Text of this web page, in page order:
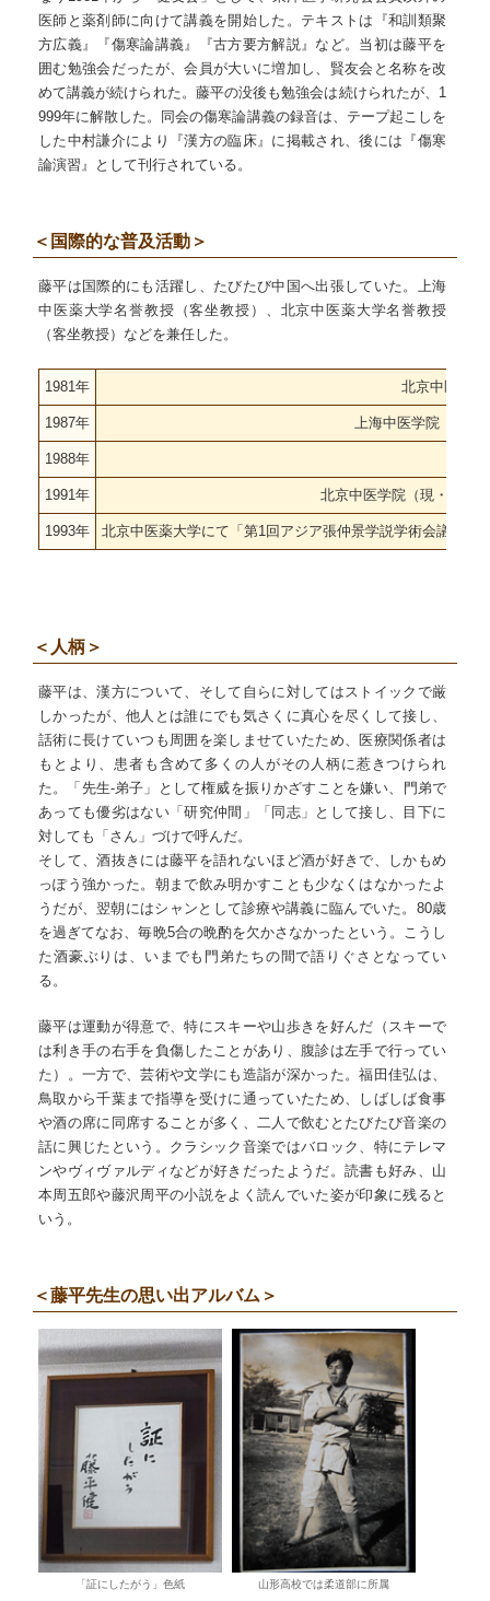
医師と薬剤師に向けて講義を開始した。テキストは『和訓類聚
方広義』『傷寒論講義』『古方要方解説』など。当初は藤平を
囲む勉強会だったが、会員が大いに増加し、賢友会と名称を改
めて講義が続けられた。藤平の没後も勉強会は続けられたが、1
999年に解散した。同会の傷寒論講義の録音は、テープ起こしを
した中村謙介により『漢方の臨床』に掲載され、後には『傷寒
論演習』として刊行されている。
＜国際的な普及活動＞
藤平は国際的にも活躍し、たびたび中国へ出張していた。上海
中医薬大学名誉教授（客坐教授）、北京中医薬大学名誉教授
（客坐教授）などを兼任した。
1981年 北京中医学
1987年 上海中医学院（現・
1988年
1991年 北京中医学院（現・北京
1993年 北京中医薬大学にて「第1回アジア張仲景学説学術会議」
＜人柄＞
藤平は、漢方について、そして自らに対してはストイックで厳
しかったが、他人とは誰にでも気さくに真心を尽くして接し、
話術に長けていつも周囲を楽しませていたため、医療関係者は
もとより、患者も含めて多くの人がその人柄に惹きつけられ
た。「先生-弟子」として権威を振りかざすことを嫌い、門弟で
あっても優劣はない「研究仲間」「同志」として接し、目下に
対しても「さん」づけで呼んだ。
そして、酒抜きには藤平を語れないほど酒が好きで、しかもめ
っぽう強かった。朝まで飲み明かすことも少なくはなかったよ
うだが、翌朝にはシャンとして診療や講義に臨んでいた。80歳
を過ぎてなお、毎晩5合の晩酌を欠かさなかったという。こうし
た酒豪ぶりは、いまでも門弟たちの間で語りぐさとなってい
る。
藤平は運動が得意で、特にスキーや山歩きを好んだ（スキーで
は利き手の右手を負傷したことがあり、腹診は左手で行ってい
た）。一方で、芸術や文学にも造詣が深かった。福田佳弘は、
鳥取から千葉まで指導を受けに通っていたため、しばしば食事
や酒の席に同席することが多く、二人で飲むとたびたび音楽の
話に興じたという。クラシック音楽ではバロック、特にテレマ
ンやヴィヴァルディなどが好きだったようだ。読書も好み、山
本周五郎や藤沢周平の小説をよく読んでいた姿が印象に残ると
いう。
＜藤平先生の思い出アルバム＞
「証にしたがう」色紙 山形高校では柔道部に所属